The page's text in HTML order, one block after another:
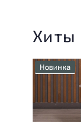
Хиты
Новинка
У товара
на